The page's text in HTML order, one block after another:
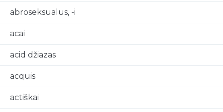
abroseksualus, -i
acai
acid džiazas
acquis
actiškai